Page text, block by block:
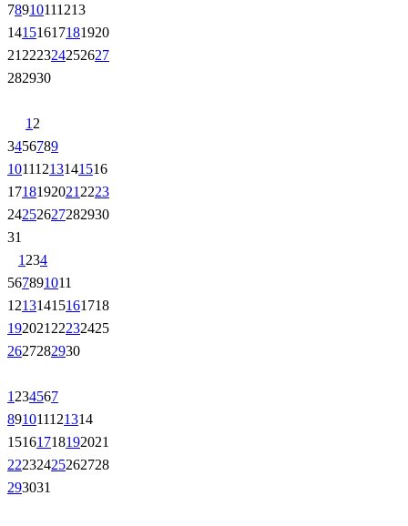
78910111213
14151617181920
21 222324252627
282930
1 2
3456789
10111213141516
1718192021 2223
24252627282930
31
1 234
567891011
12131415161718
192021 22232425
2627282930
1 234567
891011121314
15161718192021
22232425262728
293031